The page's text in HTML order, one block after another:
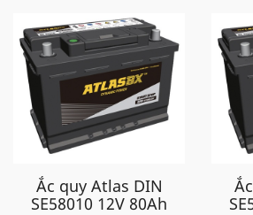
thành đối thủ nặng ký của Ford
Đến nay, thương hiệu xe
quốc gia trên toàn thế giới và có
34 quốc gia, trong đó có Việt Nam.
Ắc quy cho xe
Đến với chúng tôi, đại lý ắc quy
Ắc quy Atlas DIN
SE58010 12V 80Ah